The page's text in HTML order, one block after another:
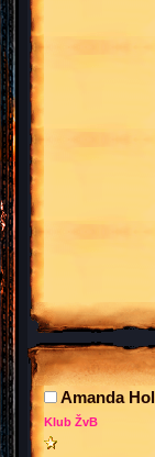
Amanda
Klub ŽvB